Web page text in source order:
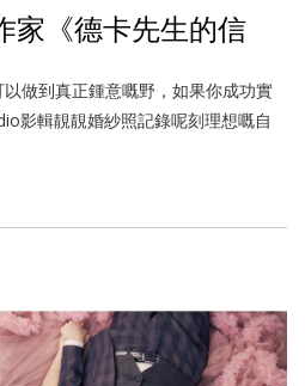
家《德卡先生的信
做到真正鍾意嘅野，如果你成功實
影輯靚靚婚紗照記錄呢刻理想嘅自